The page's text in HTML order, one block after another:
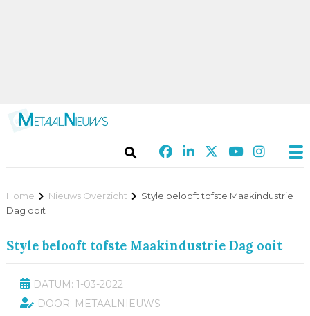
Home Nieuws Overzicht
Style belooft tofste Maakindustrie
Dag ooit
Style belooft tofste Maakindustrie Dag ooit
DATUM: 1-03-2022
DOOR: METAALNIEUWS